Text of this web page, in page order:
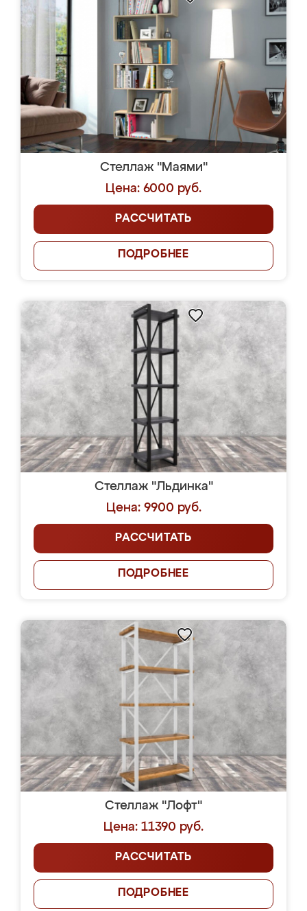
Стеллаж "Маями"
Цена: 6000 руб.
РАССЧИТАТЬ
ПОДРОБНЕЕ
Стеллаж "Льдинка"
Цена: 9900 руб.
РАССЧИТАТЬ
ПОДРОБНЕЕ
Стеллаж "Лофт"
Цена: 11390 руб.
РАССЧИТАТЬ
ПОДРОБНЕЕ